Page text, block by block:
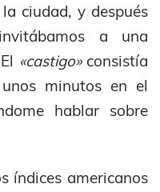
ciudad, y después
a una
«castigo»consistía
minutos en el
hablar sobre
índices americanos